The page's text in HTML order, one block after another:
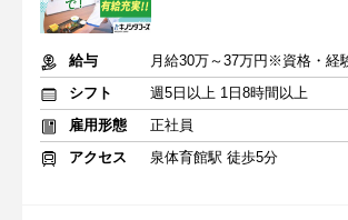
給与
シフト
週5日以上 1日8時間以上
雇用形態
正社員
アクセス
泉体育館駅 徒歩5分